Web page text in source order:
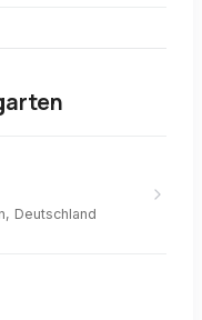
Deutschland